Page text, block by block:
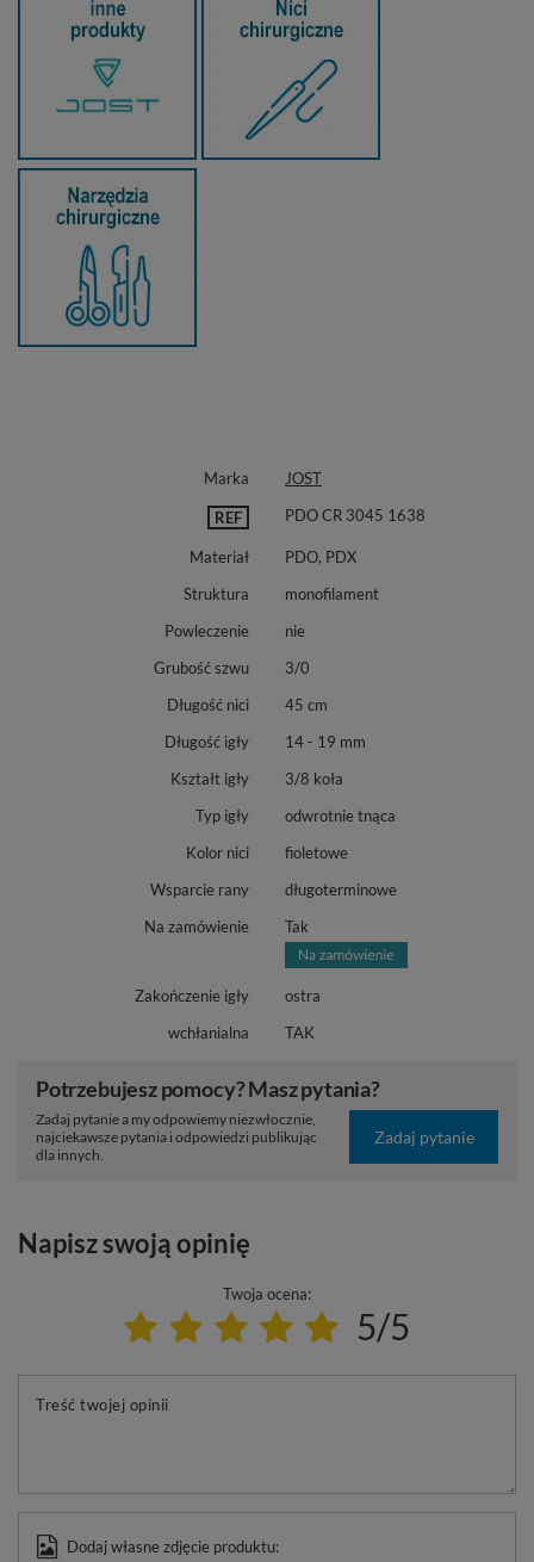
Marka JOST
REF PDO CR 3045 1638
Materiał
PDO, PDX
Struktura
monofilament
Powleczenie
nie
Grubość szwu
3/0
Długość nici
45 cm
Długość igły
14 - 19 mm
Kształt igły
3/8 koła
Typ igły
odwrotnie tnąca
Kolor nici
fioletowe
Wsparcie rany
długoterminowe
Na zamówienie
Tak
Zakończenie igły
ostra
wchłanialna
TAK
Potrzebujesz pomocy? Masz pytania?
Zadaj pytanie a my odpowiemy niezwłocznie,
najciekawsze pytania i odpowiedzi publikując
dla innych.
Zadaj pytanie
Napisz swoją opinię
Twoja ocena:
5/5
Treść twojej opinii
Dodaj własne zdjęcie produktu: